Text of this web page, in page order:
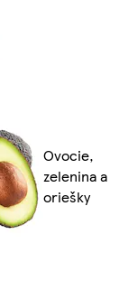
Ovocie,
zelenina a
oriešky